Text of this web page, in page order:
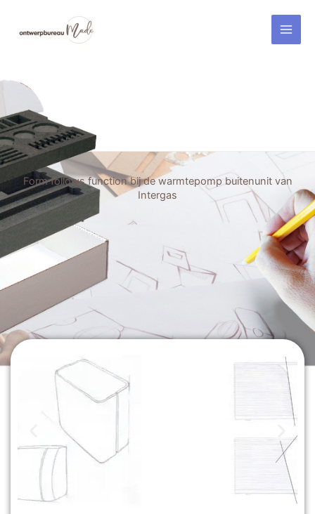
Form follows function bij de warmtepomp buitenunit van
Intergas